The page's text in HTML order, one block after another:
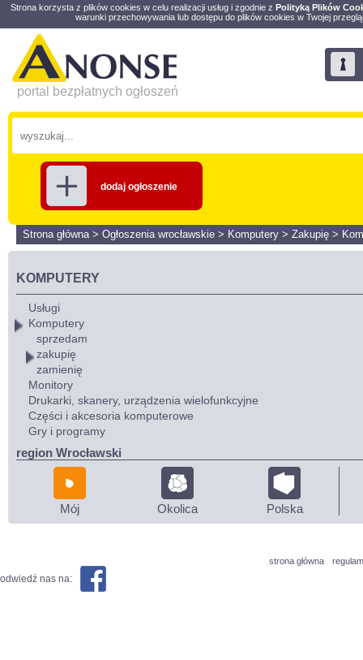
Strona korzysta z plików cookies w celu realizacji usług i zgodnie z Polityką Plików
warunki przechowywania lub dostępu do plików cookies w Twojej
portal bezpłatnych ogłoszeń
dodaj ogłoszenie
Strona główna> Ogłoszenia wrocławskie > Komputery > Zakupię >
KOMPUTERY
Usługi
Komputery
sprzedam
zakupię
zamienię
Monitory
Drukarki, skanery, urządzenia wielofunkcyjne
Części i akcesoria komputerowe
Gry i programy
region Wrocławski
Mój Okolica Polska
strona główna
odwiedź nas na: